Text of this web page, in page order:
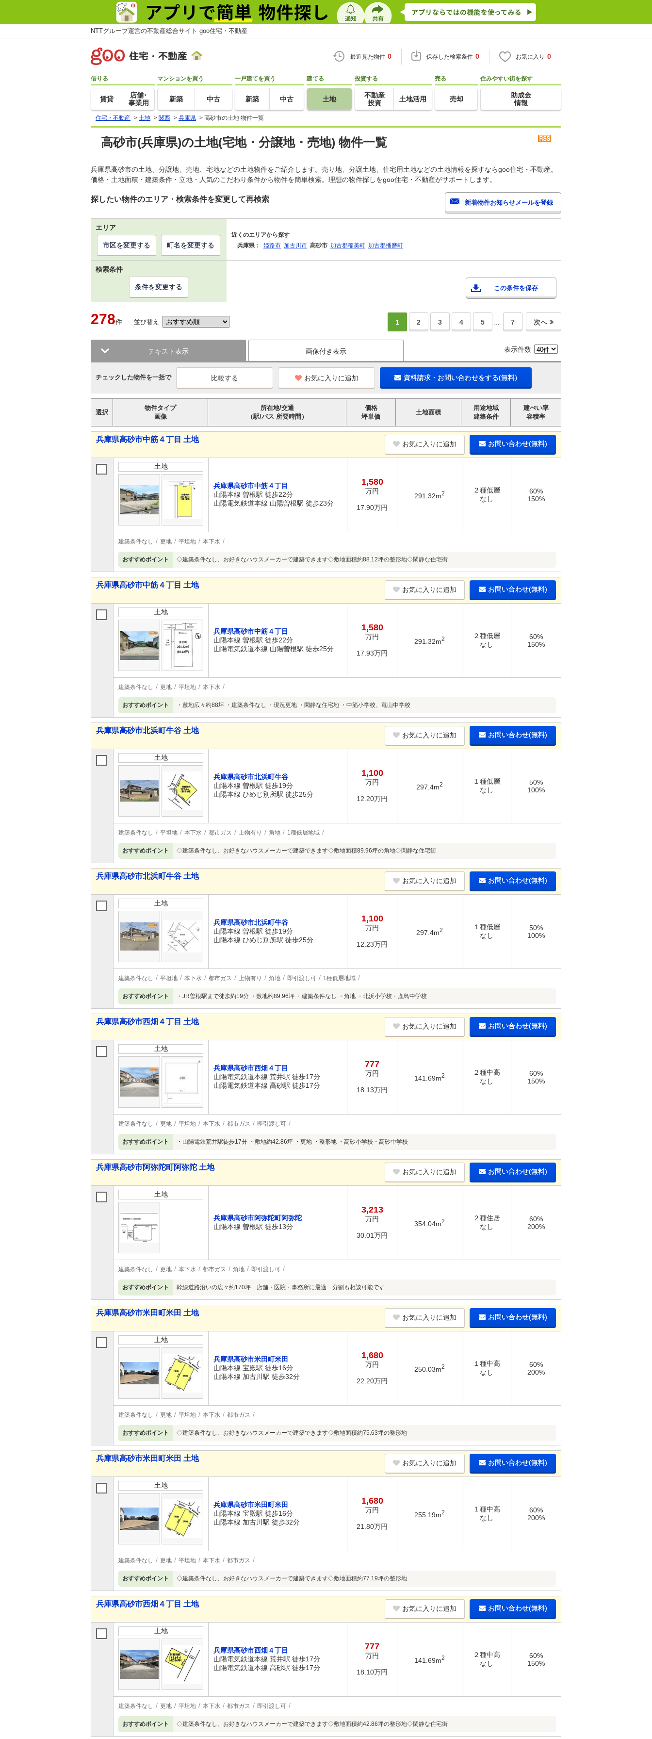
NTTグループ運営の不動産総合サイト goo住宅・不動産
最近見た物件 0 保存した検索条件 0 お気に入り 0
借りる
賃貸
店舗･
事業用
マンションを買う
新築 中古
一戸建てを買う
新築 中古
建てる
土地
投資する
不動産
投資
土地活用
売る
売却
住みやすい街を探す
助成金
情報
住宅・不動産 > 土地 > 関西 > 兵庫県 > 高砂市の土地 物件一覧
高砂市(兵庫県)の土地(宅地・分譲地・売地) 物件一覧
兵庫県高砂市の土地、分譲地、売地、宅地などの土地物件をご紹介します。売り地、分譲土地、住宅用土地などの土地情報を探すならgoo住宅・不動産。
価格・土地面積・建築条件・立地・人気のこだわり条件から物件を簡単検索。理想の物件探しをgoo住宅・不動産がサポートします。
探したい物件のエリア・検索条件を変更して再検索
エリア
近くのエリアから探す
兵庫県：
姫路市 加古川市 高砂市 加古郡稲美町 加古郡播磨町
市区を変更する 町名を変更する
検索条件
この条件を保存
条件を変更する
278件 並び替え 1 2 3 4 5 … 7 次へ
テキスト表示 画像付き表示 表示件数
チェックした物件を一括で お気に入りに追加 資料請求・お問い合わせをする(無料)
選択
物件タイプ
画像
所在地/交通
（駅/バス 所要時間）
価格
坪単価
土地面積
用途地域
建築条件
建ぺい率
容積率
兵庫県高砂市中筋４丁目 土地
お気に入りに追加 お問い合わせ(無料)
土地
兵庫県高砂市中筋４丁目
山陽本線 曽根駅 徒歩22分
山陽電気鉄道本線 山陽曽根駅 徒歩23分
1,580
万円
17.90万円
291.32m2
２種低層
なし
60%
150%
建築条件なし 更地 平坦地 本下水
おすすめポイント ◇建築条件なし、お好きなハウスメーカーで建築できます◇敷地面積約88.12坪の整形地◇閑静な住宅街
兵庫県高砂市中筋４丁目 土地
お気に入りに追加 お問い合わせ(無料)
土地
兵庫県高砂市中筋４丁目
山陽本線 曽根駅 徒歩22分
山陽電気鉄道本線 山陽曽根駅 徒歩25分
1,580
万円
17.93万円
291.32m2
２種低層
なし
60%
150%
建築条件なし 更地 平坦地 本下水
おすすめポイント ・敷地広々約88坪 ・建築条件なし ・現況更地 ・閑静な住宅地 ・中筋小学校、竜山中学校
兵庫県高砂市北浜町牛谷 土地
お気に入りに追加 お問い合わせ(無料)
土地
兵庫県高砂市北浜町牛谷
山陽本線 曽根駅 徒歩19分
山陽本線 ひめじ別所駅 徒歩25分
1,100
万円
12.20万円
297.4m2
１種低層
なし
50%
100%
建築条件なし 平坦地 本下水 都市ガス 上物有り 角地 1種低層地域
おすすめポイント ◇建築条件なし、お好きなハウスメーカーで建築できます◇敷地面積89.96坪の角地◇閑静な住宅街
兵庫県高砂市北浜町牛谷 土地
お気に入りに追加 お問い合わせ(無料)
土地
兵庫県高砂市北浜町牛谷
山陽本線 曽根駅 徒歩19分
山陽本線 ひめじ別所駅 徒歩25分
1,100
万円
12.23万円
297.4m2
１種低層
なし
50%
100%
建築条件なし 平坦地 本下水 都市ガス 上物有り 角地 即引渡し可 1種低層地域
おすすめポイント ・JR曽根駅まで徒歩約19分 ・敷地約89.96坪 ・建築条件なし ・角地 ・北浜小学校・鹿島中学校
兵庫県高砂市西畑４丁目 土地
お気に入りに追加 お問い合わせ(無料)
土地
兵庫県高砂市西畑４丁目
山陽電気鉄道本線 荒井駅 徒歩17分
山陽電気鉄道本線 高砂駅 徒歩17分
777
万円
18.13万円
141.69m2
２種中高
なし
60%
150%
建築条件なし 更地 平坦地 本下水 都市ガス 即引渡し可
おすすめポイント ・山陽電鉄荒井駅徒歩17分 ・敷地約42.86坪 ・更地 ・整形地 ・高砂小学校・高砂中学校
兵庫県高砂市阿弥陀町阿弥陀 土地
お気に入りに追加 お問い合わせ(無料)
土地
兵庫県高砂市阿弥陀町阿弥陀
山陽本線 曽根駅 徒歩13分
3,213
万円
30.01万円
354.04m2
２種住居
なし
60%
200%
建築条件なし 更地 本下水 都市ガス 角地 即引渡し可
おすすめポイント 幹線道路沿いの広々約170坪 店舗・医院・事務所に最適 分割も相談可能です
兵庫県高砂市米田町米田 土地
お気に入りに追加 お問い合わせ(無料)
土地
兵庫県高砂市米田町米田
山陽本線 宝殿駅 徒歩16分
山陽本線 加古川駅 徒歩32分
1,680
万円
22.20万円
250.03m2
１種中高
なし
60%
200%
建築条件なし 更地 平坦地 本下水 都市ガス
おすすめポイント ◇建築条件なし、お好きなハウスメーカーで建築できます◇敷地面積約75.63坪の整形地
兵庫県高砂市米田町米田 土地
お気に入りに追加 お問い合わせ(無料)
土地
兵庫県高砂市米田町米田
山陽本線 宝殿駅 徒歩16分
山陽本線 加古川駅 徒歩32分
1,680
万円
21.80万円
255.19m2
１種中高
なし
60%
200%
建築条件なし 更地 平坦地 本下水 都市ガス
おすすめポイント ◇建築条件なし、お好きなハウスメーカーで建築できます◇敷地面積約77.19坪の整形地
兵庫県高砂市西畑４丁目 土地
お気に入りに追加 お問い合わせ(無料)
土地
兵庫県高砂市西畑４丁目
山陽電気鉄道本線 荒井駅 徒歩17分
山陽電気鉄道本線 高砂駅 徒歩17分
777
万円
18.10万円
141.69m2
２種中高
なし
60%
150%
建築条件なし 更地 平坦地 本下水 都市ガス 即引渡し可
おすすめポイント ◇建築条件なし、お好きなハウスメーカーで建築できます◇敷地面積約42.86坪の整形地◇閑静な住宅街